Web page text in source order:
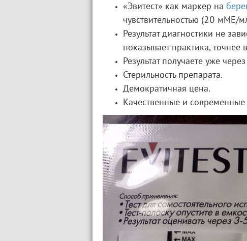
«Эвитест» как маркер на
чувствительностью (20 мМЕ/
Результат диагностики не
показывает практика, точнее
Результат получаете уже
Стерильность препарата.
Демократичная цена.
Качественные и